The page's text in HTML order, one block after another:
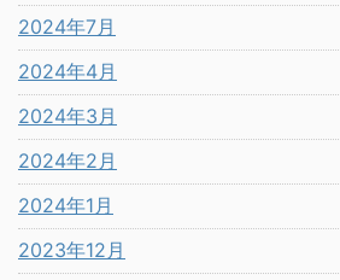
2024年7月
2024年4月
2024年3月
2024年2月
2024年1月
2023年12月